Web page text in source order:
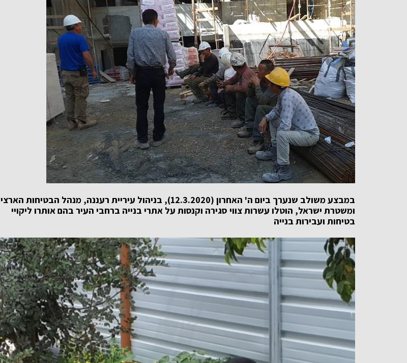
במבצע משולב שנערך ביום ה' האחרון (12.3.2020), בניהול עיריית רעננה, מנהל הבטיחות הארצי
ומשטרת ישראל, הוטלו עשרות צווי סגירה וקנסות על אתרי בנייה ברחבי העיר בהם אותרו ליקויי
בטיחות ועבירות בנייה